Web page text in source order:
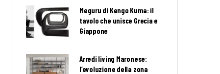
Meguru di Kengo Kuma: il
tavolo che unisce Grecia e
Giappone
Arredi living Maronese:
l’evoluzione della zona